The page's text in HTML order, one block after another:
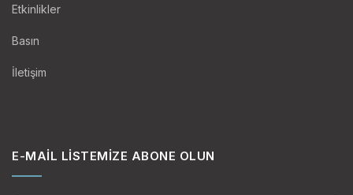
Etkinlikler
Basın
İletişim
E-MAIL LISTEMIZE ABONE OLUN